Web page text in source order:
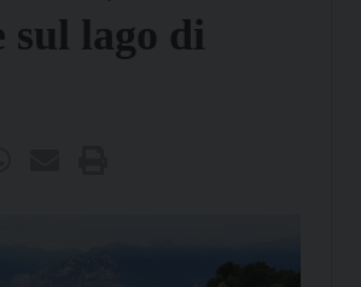
sul lago di